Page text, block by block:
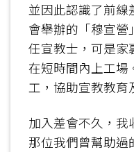
並因此認識了前線
會舉辦的「穆宣營
任宣教士，可是家
在短時間內上工場
工，協助宣教教育
加入差會不久，我
那位我們曾幫助過